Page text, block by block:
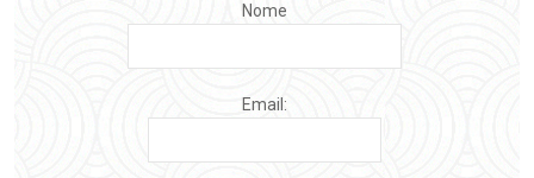
Nome
Email: